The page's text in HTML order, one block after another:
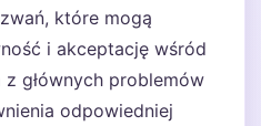
które mogą
i akceptację wśród
głównych problemów
odpowiedniej